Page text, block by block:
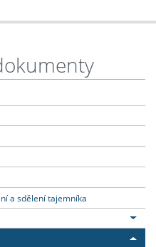
a sdělení tajemníka